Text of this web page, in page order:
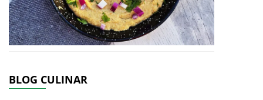
BLOG CULINAR